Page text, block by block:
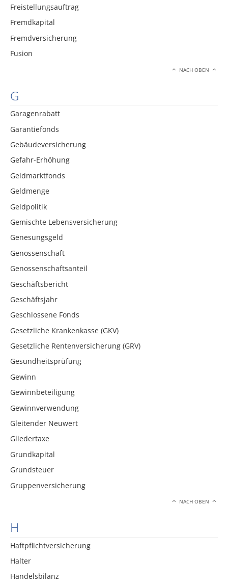
Freistellungsauftrag
Fremdkapital
Fremdversicherung
Fusion
NACH OBEN
G
Garagenrabatt
Garantiefonds
Gebäudeversicherung
Gefahr-Erhöhung
Geldmarktfonds
Geldmenge
Geldpolitik
Gemischte Lebensversicherung
Genesungsgeld
Genossenschaft
Genossenschaftsanteil
Geschäftsbericht
Geschäftsjahr
Geschlossene Fonds
Gesetzliche Krankenkasse (GKV)
Gesetzliche Rentenversicherung (GRV)
Gesundheitsprüfung
Gewinn
Gewinnbeteiligung
Gewinnverwendung
Gleitender Neuwert
Gliedertaxe
Grundkapital
Grundsteuer
Gruppenversicherung
NACH OBEN
H
Haftpflichtversicherung
Halter
Handelsbilanz